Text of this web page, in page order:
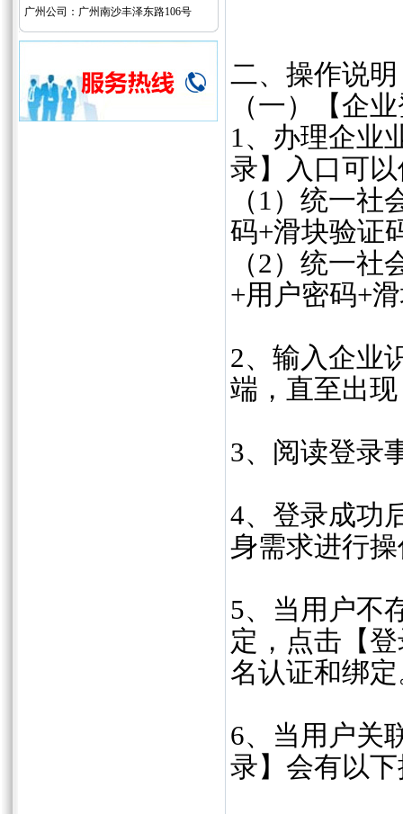
广州公司：广州南沙丰泽东路106号
二、操作说明
（一）【企
1、办理企业
录】入口可
（1）统一
码+滑块验证
（2）统一
+用户密码+
2、输入企业
端，直至出
3、阅读登录
4、登录成功
身需求进行
5、当用户不
定，点击【
名认证和绑
6、当用户关
录】会有以